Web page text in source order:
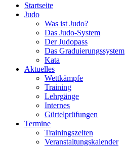
Startseite
Judo
Was ist Judo?
Das Judo-System
Der Judopass
Das Graduierungssystem
Kata
Aktuelles
Wettkämpfe
Training
Lehrgänge
Internes
Gürtelprüfungen
Termine
Trainingszeiten
Veranstaltungskalender